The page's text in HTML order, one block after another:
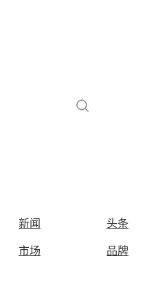
新闻 头条
市场 品牌